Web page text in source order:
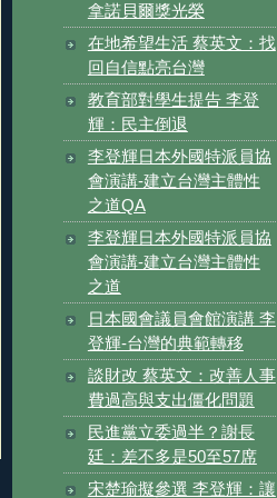
拿諾貝爾獎光榮
在地希望生活 蔡英文：找
回自信點亮台灣
教育部對學生提告 李登
輝：民主倒退
李登輝日本外國特派員協
會演講-建立台灣主體性
之道QA
李登輝日本外國特派員協
會演講-建立台灣主體性
之道
日本國會議員會館演講 李
登輝-台灣的典範轉移
談財改 蔡英文：改善人事
費過高與支出僵化問題
民進黨立委過半？謝長
廷：差不多是50至57席
宋楚瑜擬參選 李登輝：讓